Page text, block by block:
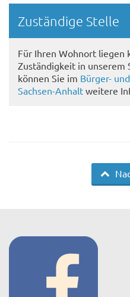
Randspalte
Zuständige Stelle
Für Ihren Wohnort liegen
Zuständigkeit in unserem
können Sie im Bürger-
Sachsen-Anhalt weitere